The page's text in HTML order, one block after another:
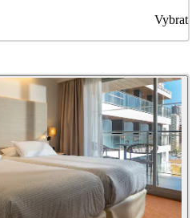
Vybrat